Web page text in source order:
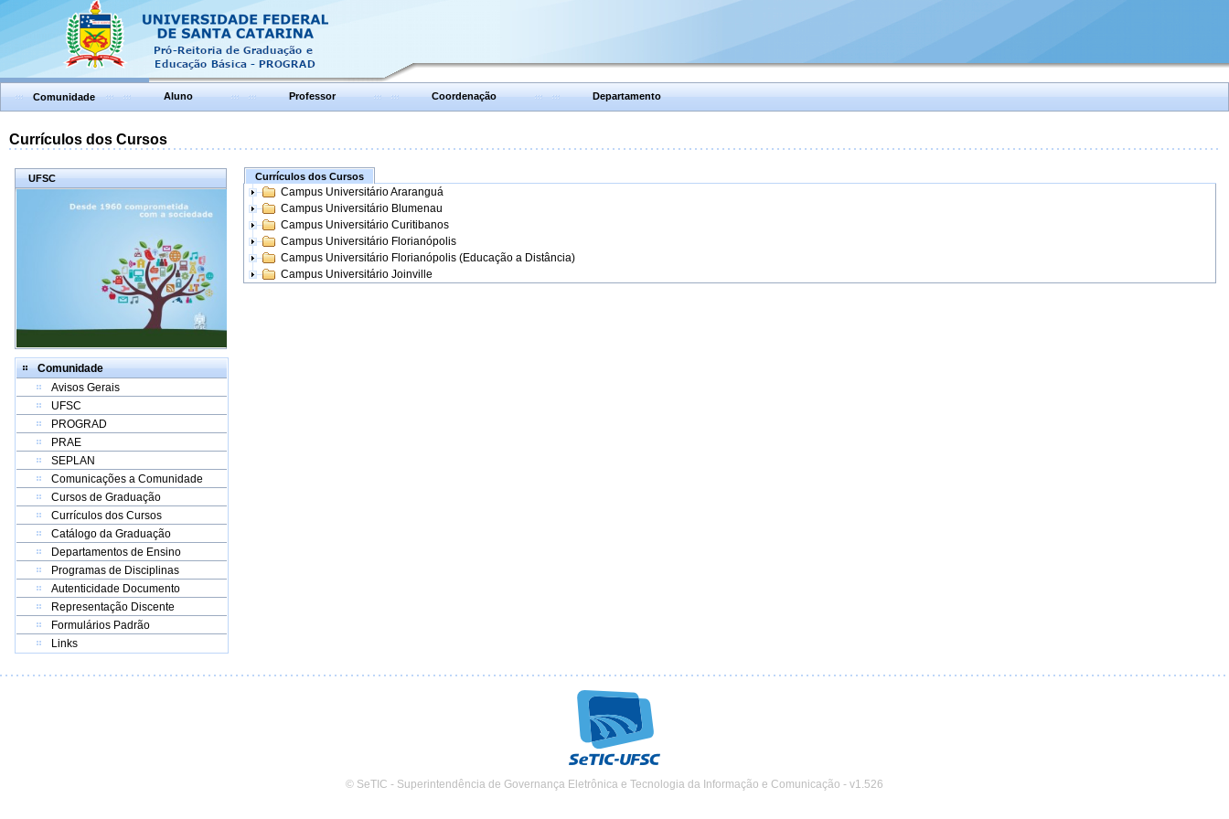
Comunidade Aluno Professor Coordenação Departamento
Currículos dos Cursos
UFSC
Comunidade
Avisos Gerais
UFSC
PROGRAD
PRAE
SEPLAN
Comunicações a Comunidade
Cursos de Graduação
Currículos dos Cursos
Catálogo da Graduação
Departamentos de Ensino
Programas de Disciplinas
Autenticidade Documento
Representação Discente
Formulários Padrão
Links
Currículos dos Cursos
Campus Universitário Araranguá
Campus Universitário Blumenau
Campus Universitário Curitibanos
Campus Universitário Florianópolis
Campus Universitário Florianópolis (Educação a Distância)
Campus Universitário Joinville
© SeTIC - Superintendência de Governança Eletrônica e Tecnologia da Informação e Comunicação - v1.526